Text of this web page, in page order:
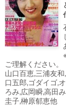
ご理解ください。
山口百恵,三浦友
口五郎,ゴダイゴ,
ろみ,広岡瞬,高田
圭子,榊原郁恵他